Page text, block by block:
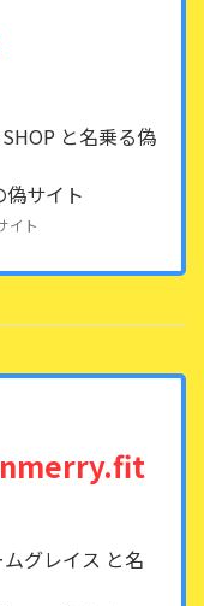
と名乗る偽
イト
グレイス と名